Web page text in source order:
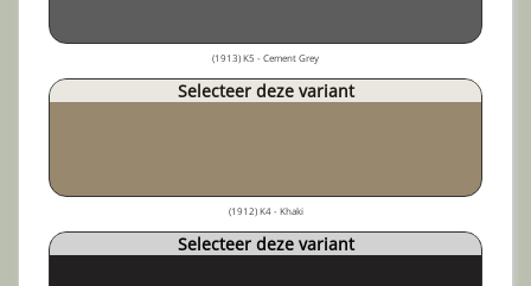
(1913) K5 - Cement Grey
Selecteer deze variant
(1912) K4 - Khaki
Selecteer deze variant